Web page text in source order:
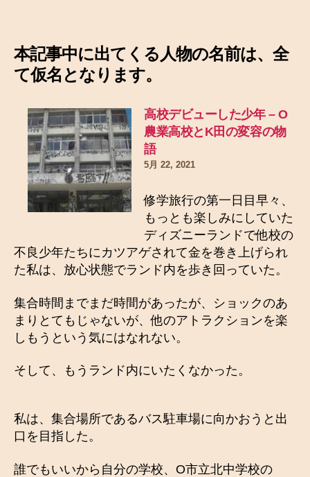
本記事中に出てくる人物の名前は、全
て仮名となります。
高校デビューした少年 – O
農業高校とK田の変容の物
語
5月 22, 2021
修学旅行の第一日目早々、
もっとも楽しみにしていた
ディズニーランドで他校の
不良少年たちにカツアゲされて金を巻き上げられ
た私は、放心状態でランド内を歩き回っていた。
集合時間までまだ時間があったが、ショックのあ
まりとてもじゃないが、他のアトラクションを楽
しもうという気にはなれない。
そして、もうランド内にいたくなかった。
私は、集合場所であるバス駐車場に向かおうと出
口を目指した。
誰でもいいから自分の学校、O市立北中学校の